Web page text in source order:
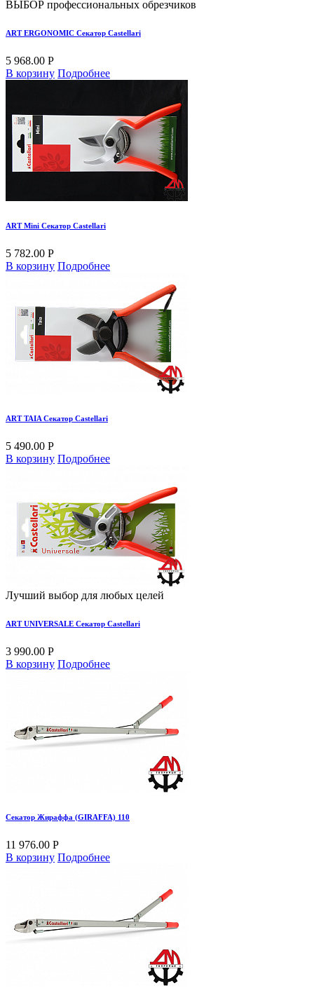
ВЫБОР профессиональных обрезчиков
ART ERGONOMIC Секатор Castellari
5 968.00 Р
В корзину Подробнее
ART Mini Секатор Castellari
5 782.00 Р
В корзину Подробнее
ART TAIA Секатор Castellari
5 490.00 Р
В корзину Подробнее
Лучший выбор для любых целей
ART UNIVERSALE Секатор Castellari
3 990.00 Р
В корзину Подробнее
Секатор Жираффа (GIRAFFA) 110
11 976.00 Р
В корзину Подробнее